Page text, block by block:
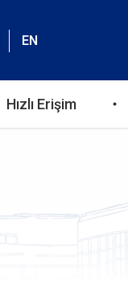
EN
Hızlı Erişim